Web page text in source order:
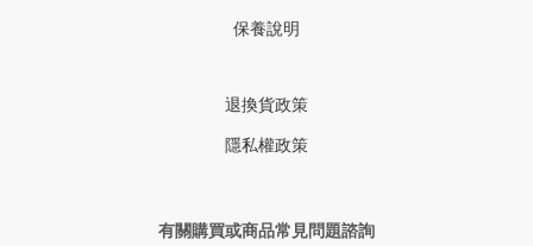
保養說明
退換貨政策
隱私權政策
有關購買或商品常見問題諮詢